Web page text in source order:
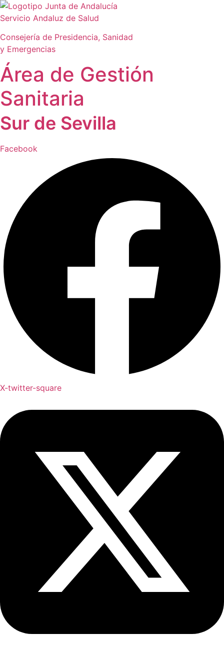
Ir
al
Servicio Andaluz de Salud
Consejería de Presidencia, Sanidad
y Emergencias
Área de Gestión
Sanitaria
Sur de Sevilla
Facebook
X-twitter-square